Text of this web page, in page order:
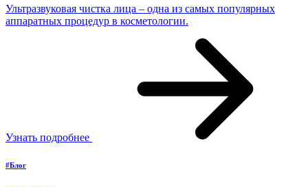
Ультразвуковая чистка лица – одна из самых популярных
аппаратных процедур в косметологии.
Узнать подробнее
#Блог